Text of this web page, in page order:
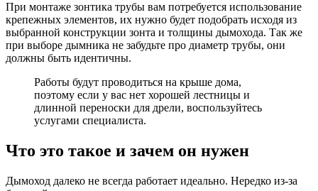
При монтаже зонтика трубы вам потребуется использование
крепежных элементов, их нужно будет подобрать исходя из
выбранной конструкции зонта и толщины дымохода. Так же
при выборе дымника не забудьте про диаметр трубы, они
должны быть идентичны.
Работы будут проводиться на крыше дома,
поэтому если у вас нет хорошей лестницы и
длинной переноски для дрели, воспользуйтесь
услугами специалиста.
Что это такое и зачем он нужен
Дымоход далеко не всегда работает идеально. Нередко из-за